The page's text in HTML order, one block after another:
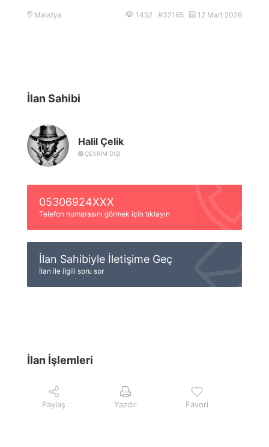
Malatya 1452 #32165 12 Mart 2026
İlan Sahibi
Halil Çelik
ÇEVRIM DIŞI
05306924XXX
Telefon numarasını görmek için tıklayın
İlan Sahibiyle İletişime Geç
İlan ile ilgili soru sor
İlan İşlemleri
Paylaş Yazdır Favori